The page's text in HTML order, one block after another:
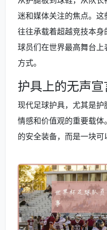
迷和媒体关注的焦点。
往往承载着超越竞技本
球员们在世界最高舞台
方式。
护具上的无声宣
现代足球护具，尤其是
情感和价值观的重要载
的安全装备，而是一块可